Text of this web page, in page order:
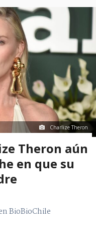
Charlize Theron
Theron aún
en que su
BioBioChile